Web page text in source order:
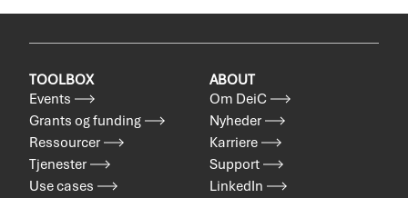
TOOLBOX
Events
Grants og funding
Ressourcer
Tjenester
Use cases
ABOUT
Om DeiC
Nyheder
Karriere
Support
LinkedIn